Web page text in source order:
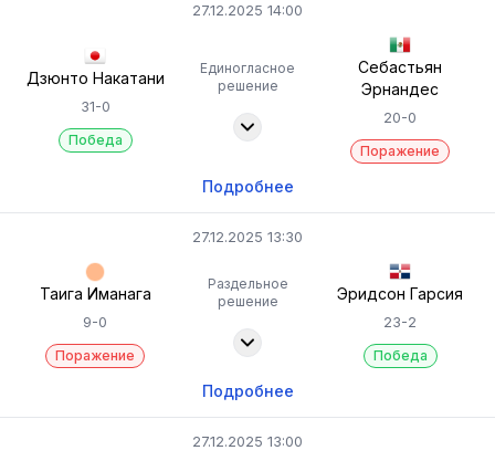
27.12.2025 14:00
Дзюнто Накатани
31-0
Победа
Единогласное
решение
Себастьян
Эрнандес
20-0
Поражение
Подробнее
27.12.2025 13:30
Таига Иманага
9-0
Поражение
Раздельное
решение
Эридсон Гарсия
23-2
Победа
Подробнее
27.12.2025 13:00